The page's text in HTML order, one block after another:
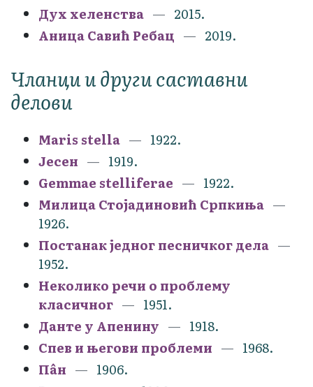
Дух хеленства
2015.
Аница Савић Ребац
2019.
Чланци и други саставни
делови
Maris stella
1922.
Јесен
1919.
Gemmae stelliferae
1922.
Милица Стојадиновић Српкиња
1926.
Постанак једног песничког дела
1952.
Неколико речи о проблему
класичног
1951.
Данте у Апенину
1918.
Спев и његови проблеми
1968.
Пâн
1906.